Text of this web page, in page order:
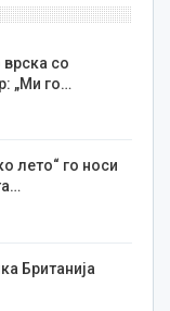
со
„Ми го…
лето“ го носи
Британија